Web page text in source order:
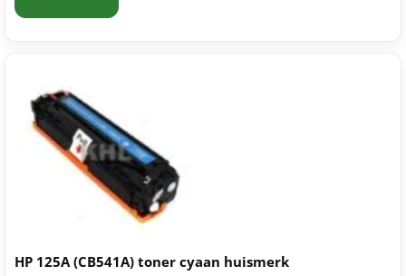
HP 125A (CB541A) toner cyaan huismerk